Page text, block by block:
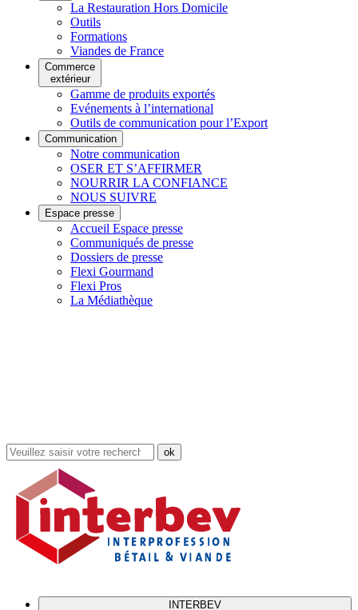
La Restauration Hors Domicile
Outils
Formations
Viandes de France
Commerce
extérieur
Gamme de produits exportés
Evénements à l’international
Outils de communication pour l’Export
Communication
Notre communication
OSER ET S’AFFIRMER
NOURRIR LA CONFIANCE
NOUS SUIVRE
Espace presse
Accueil Espace presse
Communiqués de presse
Dossiers de presse
Flexi Gourmand
Flexi Pros
La Médiathèque
Rechercher
dans
site
INTERBEV